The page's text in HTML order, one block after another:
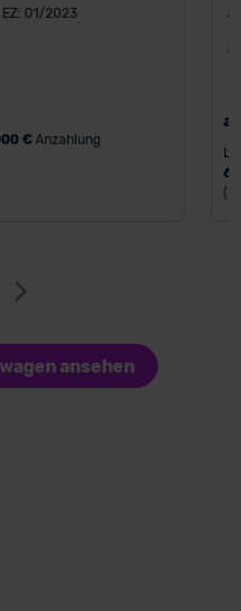
EZ: 01/2023
€Anzahlung
60
ansehen